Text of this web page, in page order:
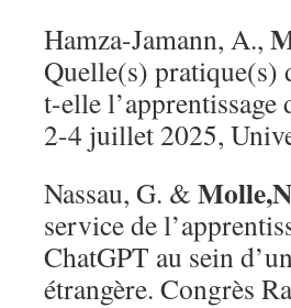
Hamza-Jamann, A.,
Quelle(s) pratique(s)
t-elle l’apprentissage
2-4 juillet 2025,
Nassau, G. & Molle,N
service de
ChatGPT au sein
étrangère. Congrès